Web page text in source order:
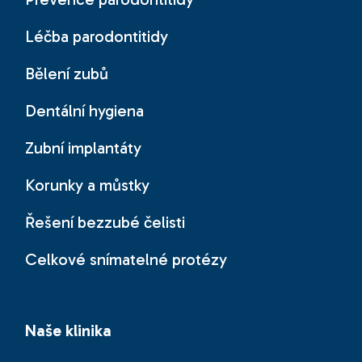
Léčba parodontitidy
Bělení zubů
Dentální hygiena
Zubní implantáty
Korunky a můstky
Řešení bezzubé čelisti
Celkové snímatelné protézy
Naše klinika